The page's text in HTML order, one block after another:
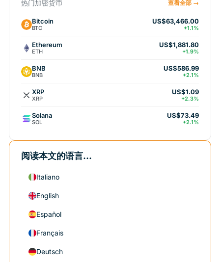
热门加密货币 查看全部 →
Bitcoin
BTC
US$63,466.00
+1.1%
Ethereum
ETH
US$1,881.80
+1.9%
BNB
BNB
US$586.99
+2.1%
XRP
XRP
US$1.09
+2.3%
Solana
SOL
US$73.49
+2.1%
阅读本文的语言...
Italiano
English
Español
Français
Deutsch